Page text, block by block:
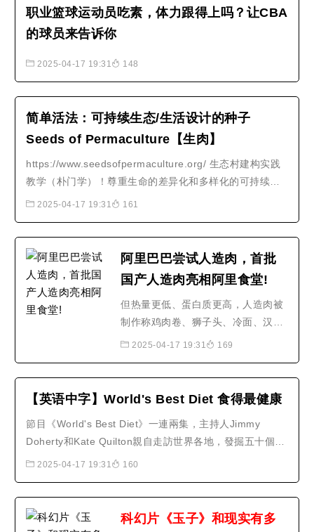
职业篮球运动员吃素，体力跟得上吗？让CBA
的球员来告诉你
2025-04-17 19:31 148
简单活法：可持续生态/生活设计的种子
Seeds of Permaculture【生肉】
https://www.seedsofpermaculture.org/ 生态村建构实践
教学（朴门学）！尊重生命的差异化和多样化的可持续生
活方式：尊重人、尊重自然、尊重地球！
2025-04-17 19:31 161
阿里巴巴尝试人造肉，首批
国产人造肉亮相阿里食堂!
但热量更低、蛋白质更高，人造肉被
制作称鸡肉卷、狮子头、冷面、汉堡
等，能满足这部分人的需求，但是肉
也有人表示，不喜欢吃肉的人，比较
引入人造肉美食，在营养成分方面，
吸引了不少人现场试吃， 据..
2025-04-17 19:31 169
【英语中字】World's Best Diet 食得最健康
節目《World's Best Diet》一連兩集，主持人Jimmy
Doherty和Kate Quilton親自走訪世界各地，發掘五十個不
同地方的餐單，比較各國餐單的不同之處，同時看看哪種
五十份不同的餐單之餘，又依據..
2025-04-17 19:31 160
科幻片《玉子》和现实有多